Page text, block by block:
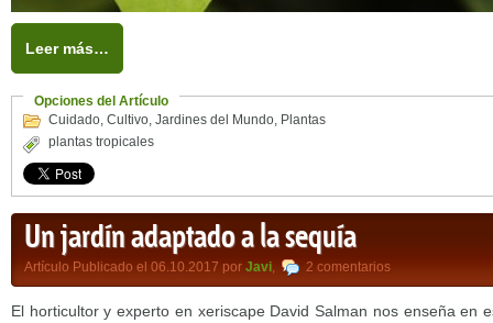
Leer más…
Opciones del Artículo
Cuidado, Cultivo, Jardines del Mundo, Plantas
plantas tropicales
Un jardín adaptado a la sequía
Artículo Publicado el 06.10.2017 por Javi, 2 comentarios
El horticultor y experto en xeriscape David Salman nos enseña en